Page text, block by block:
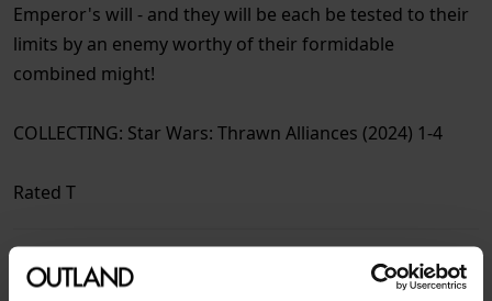
Emperor's will - and they will be each be tested to their
limits by an enemy worthy of their formidable
combined might!
COLLECTING: Star Wars: Thrawn Alliances (2024) 1-4
Rated T
Spesifikasjoner